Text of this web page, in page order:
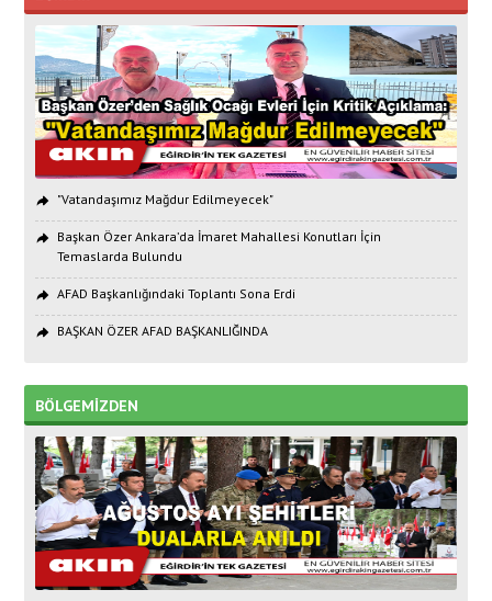
"Vatandaşımız Mağdur Edilmeyecek"
Başkan Özer Ankara’da İmaret Mahallesi Konutları İçin
Temaslarda Bulundu
AFAD Başkanlığındaki Toplantı Sona Erdi
BAŞKAN ÖZER AFAD BAŞKANLIĞINDA
BÖLGEMİZDEN